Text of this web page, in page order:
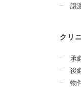
譲
クリ
承
後
物